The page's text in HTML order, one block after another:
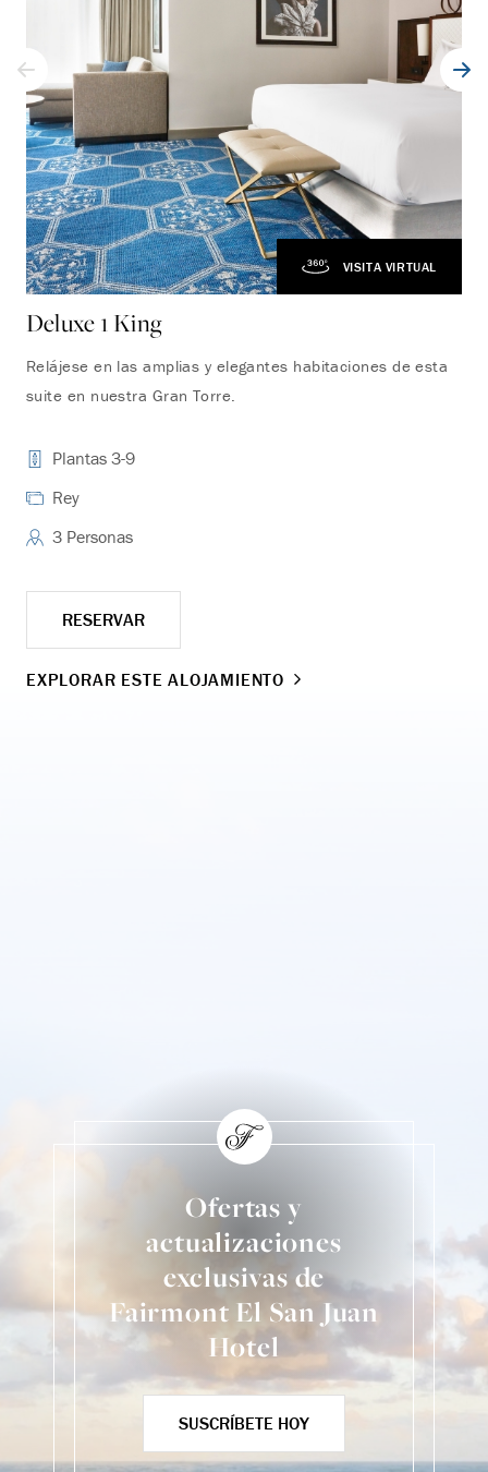
VISITA VIRTUAL
Deluxe 1 King
Relájese en las amplias y elegantes habitaciones de esta
suite en nuestra Gran Torre.
Plantas 3-9
Rey
3 Personas
RESERVAR
EXPLORAR ESTE ALOJAMIENTO
Ofertas y
actualizaciones
exclusivas de
Fairmont El San Juan
Hotel
SUSCRÍBETE HOY